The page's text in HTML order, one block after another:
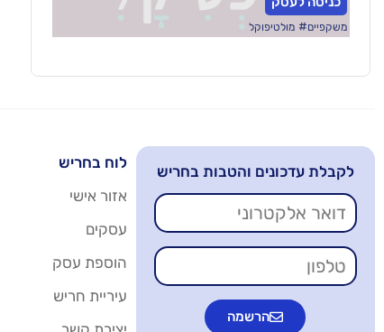
משקפיים# מולטיפוקל
לקבלת עדכונים והטבות בחריש
הרשמה
לוח בחריש
אזור אישי
עסקים
הוספת עסק
עיריית חריש